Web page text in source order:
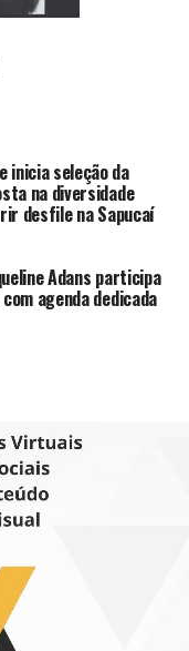
inicia seleção da
na diversidade
desfile na Sapucaí
Adans participa
agenda dedicada